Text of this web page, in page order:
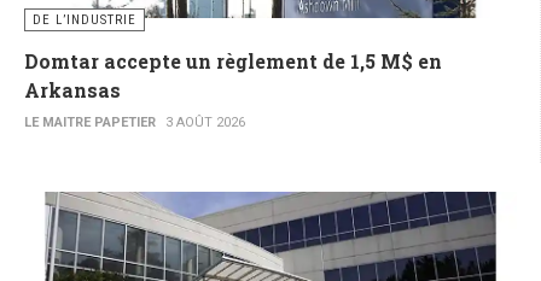
DE L’INDUSTRIE
Domtar accepte un règlement de 1,5 M$ en
Arkansas
LE MAITRE PAPETIER 3 AOÛT 2026